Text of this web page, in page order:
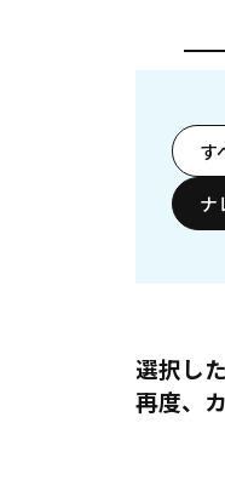
す
ナ
選択し
再度、